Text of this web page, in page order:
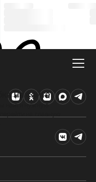
на сайте
найти нужную